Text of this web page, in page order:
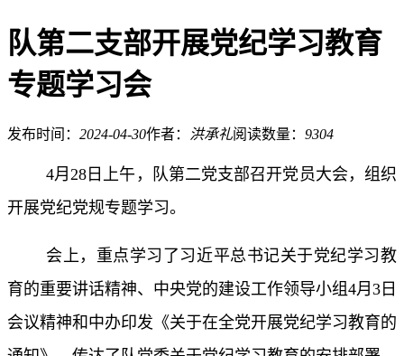
队第二支部开展党纪学习教育
专题学习会
发布时间： 2024-04-30作者： 洪承礼阅读数量： 9304
4月28日上午，队第二党支部召开党员大会，组织
开展党纪党规专题学习。
会上，重点学习了习近平总书记关于党纪学习教
育的重要讲话精神、中央党的建设工作领导小组4月3日
会议精神和中办印发《关于在全党开展党纪学习教育的